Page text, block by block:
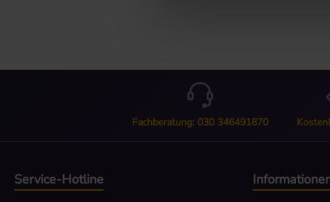
Fachberatung: 030 346491870
Service-Hotline